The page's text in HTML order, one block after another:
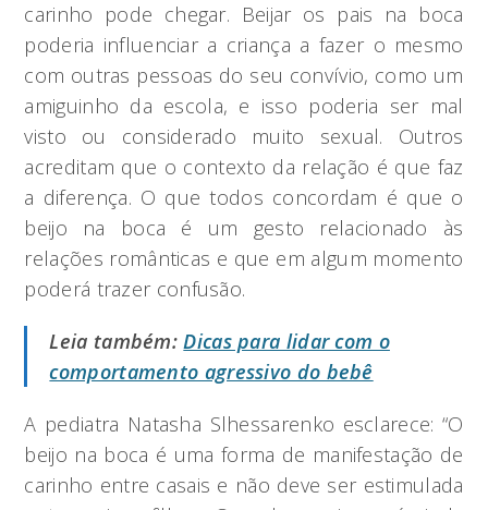
carinho pode chegar. Beijar os pais na boca
poderia influenciar a criança a fazer o mesmo
com outras pessoas do seu convívio, como um
amiguinho da escola, e isso poderia ser mal
visto ou considerado muito sexual. Outros
acreditam que o contexto da relação é que faz
a diferença. O que todos concordam é que o
beijo na boca é um gesto relacionado às
relações românticas e que em algum momento
poderá trazer confusão.
Leia também: Dicas para lidar com o
comportamento agressivo do bebê
A pediatra Natasha Slhessarenko esclarece: “O
beijo na boca é uma forma de manifestação de
carinho entre casais e não deve ser estimulada